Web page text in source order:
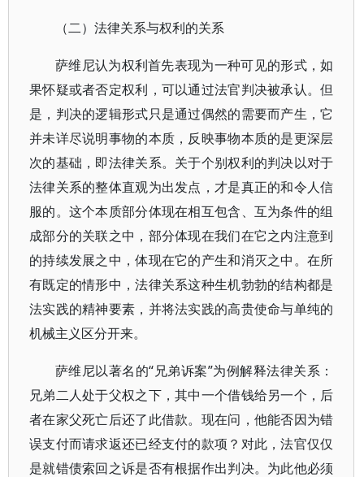
（二）法律关系与权利的关系
萨维尼认为权利首先表现为一种可见的形式，如
果怀疑或者否定权利，可以通过法官判决被承认。但
是，判决的逻辑形式只是通过偶然的需要而产生，它
并未详尽说明事物的本质，反映事物本质的是更深层
次的基础，即法律关系。关于个别权利的判决以对于
法律关系的整体直观为出发点，才是真正的和令人信
服的。这个本质部分体现在相互包含、互为条件的组
成部分的关联之中，部分体现在我们在它之内注意到
的持续发展之中，体现在它的产生和消灭之中。在所
有既定的情形中，法律关系这种生机勃勃的结构都是
法实践的精神要素，并将法实践的高贵使命与单纯的
机械主义区分开来。
萨维尼以著名的“兄弟诉案”为例解释法律关系：
兄弟二人处于父权之下，其中一个借钱给另一个，后
者在家父死亡后还了此借款。现在问，他能否因为错
误支付而请求返还已经支付的款项？对此，法官仅仅
是就错债索回之诉是否有根据作出判决。为此他必须